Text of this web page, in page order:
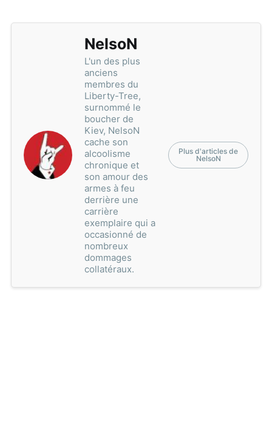
NelsoN
L'un des plus
anciens
membres du
Liberty-Tree,
surnommé le
boucher de
Kiev, NelsoN
cache son
alcoolisme
chronique et
son amour des
armes à feu
derrière une
carrière
exemplaire qui a
occasionné de
nombreux
dommages
collatéraux.
Plus d'articles de
NelsoN